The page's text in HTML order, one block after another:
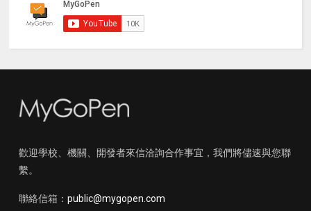
歡迎學校、機關、開發者來信洽詢合作事宜，我們將儘速與您聯
繫。
聯絡信箱： public@mygopen.com